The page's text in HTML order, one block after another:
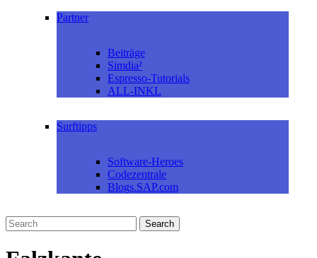
Partner
Beiträge
Simdia²
Espresso-Tutorials
ALL-INKL
Surftipps
Software-Heroes
Codezentrale
Blogs.SAP.com